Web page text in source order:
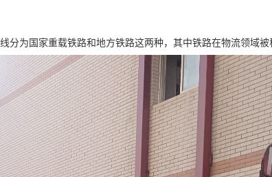
分为国家重载铁路和地方铁路这两种，其中铁路在物流领域